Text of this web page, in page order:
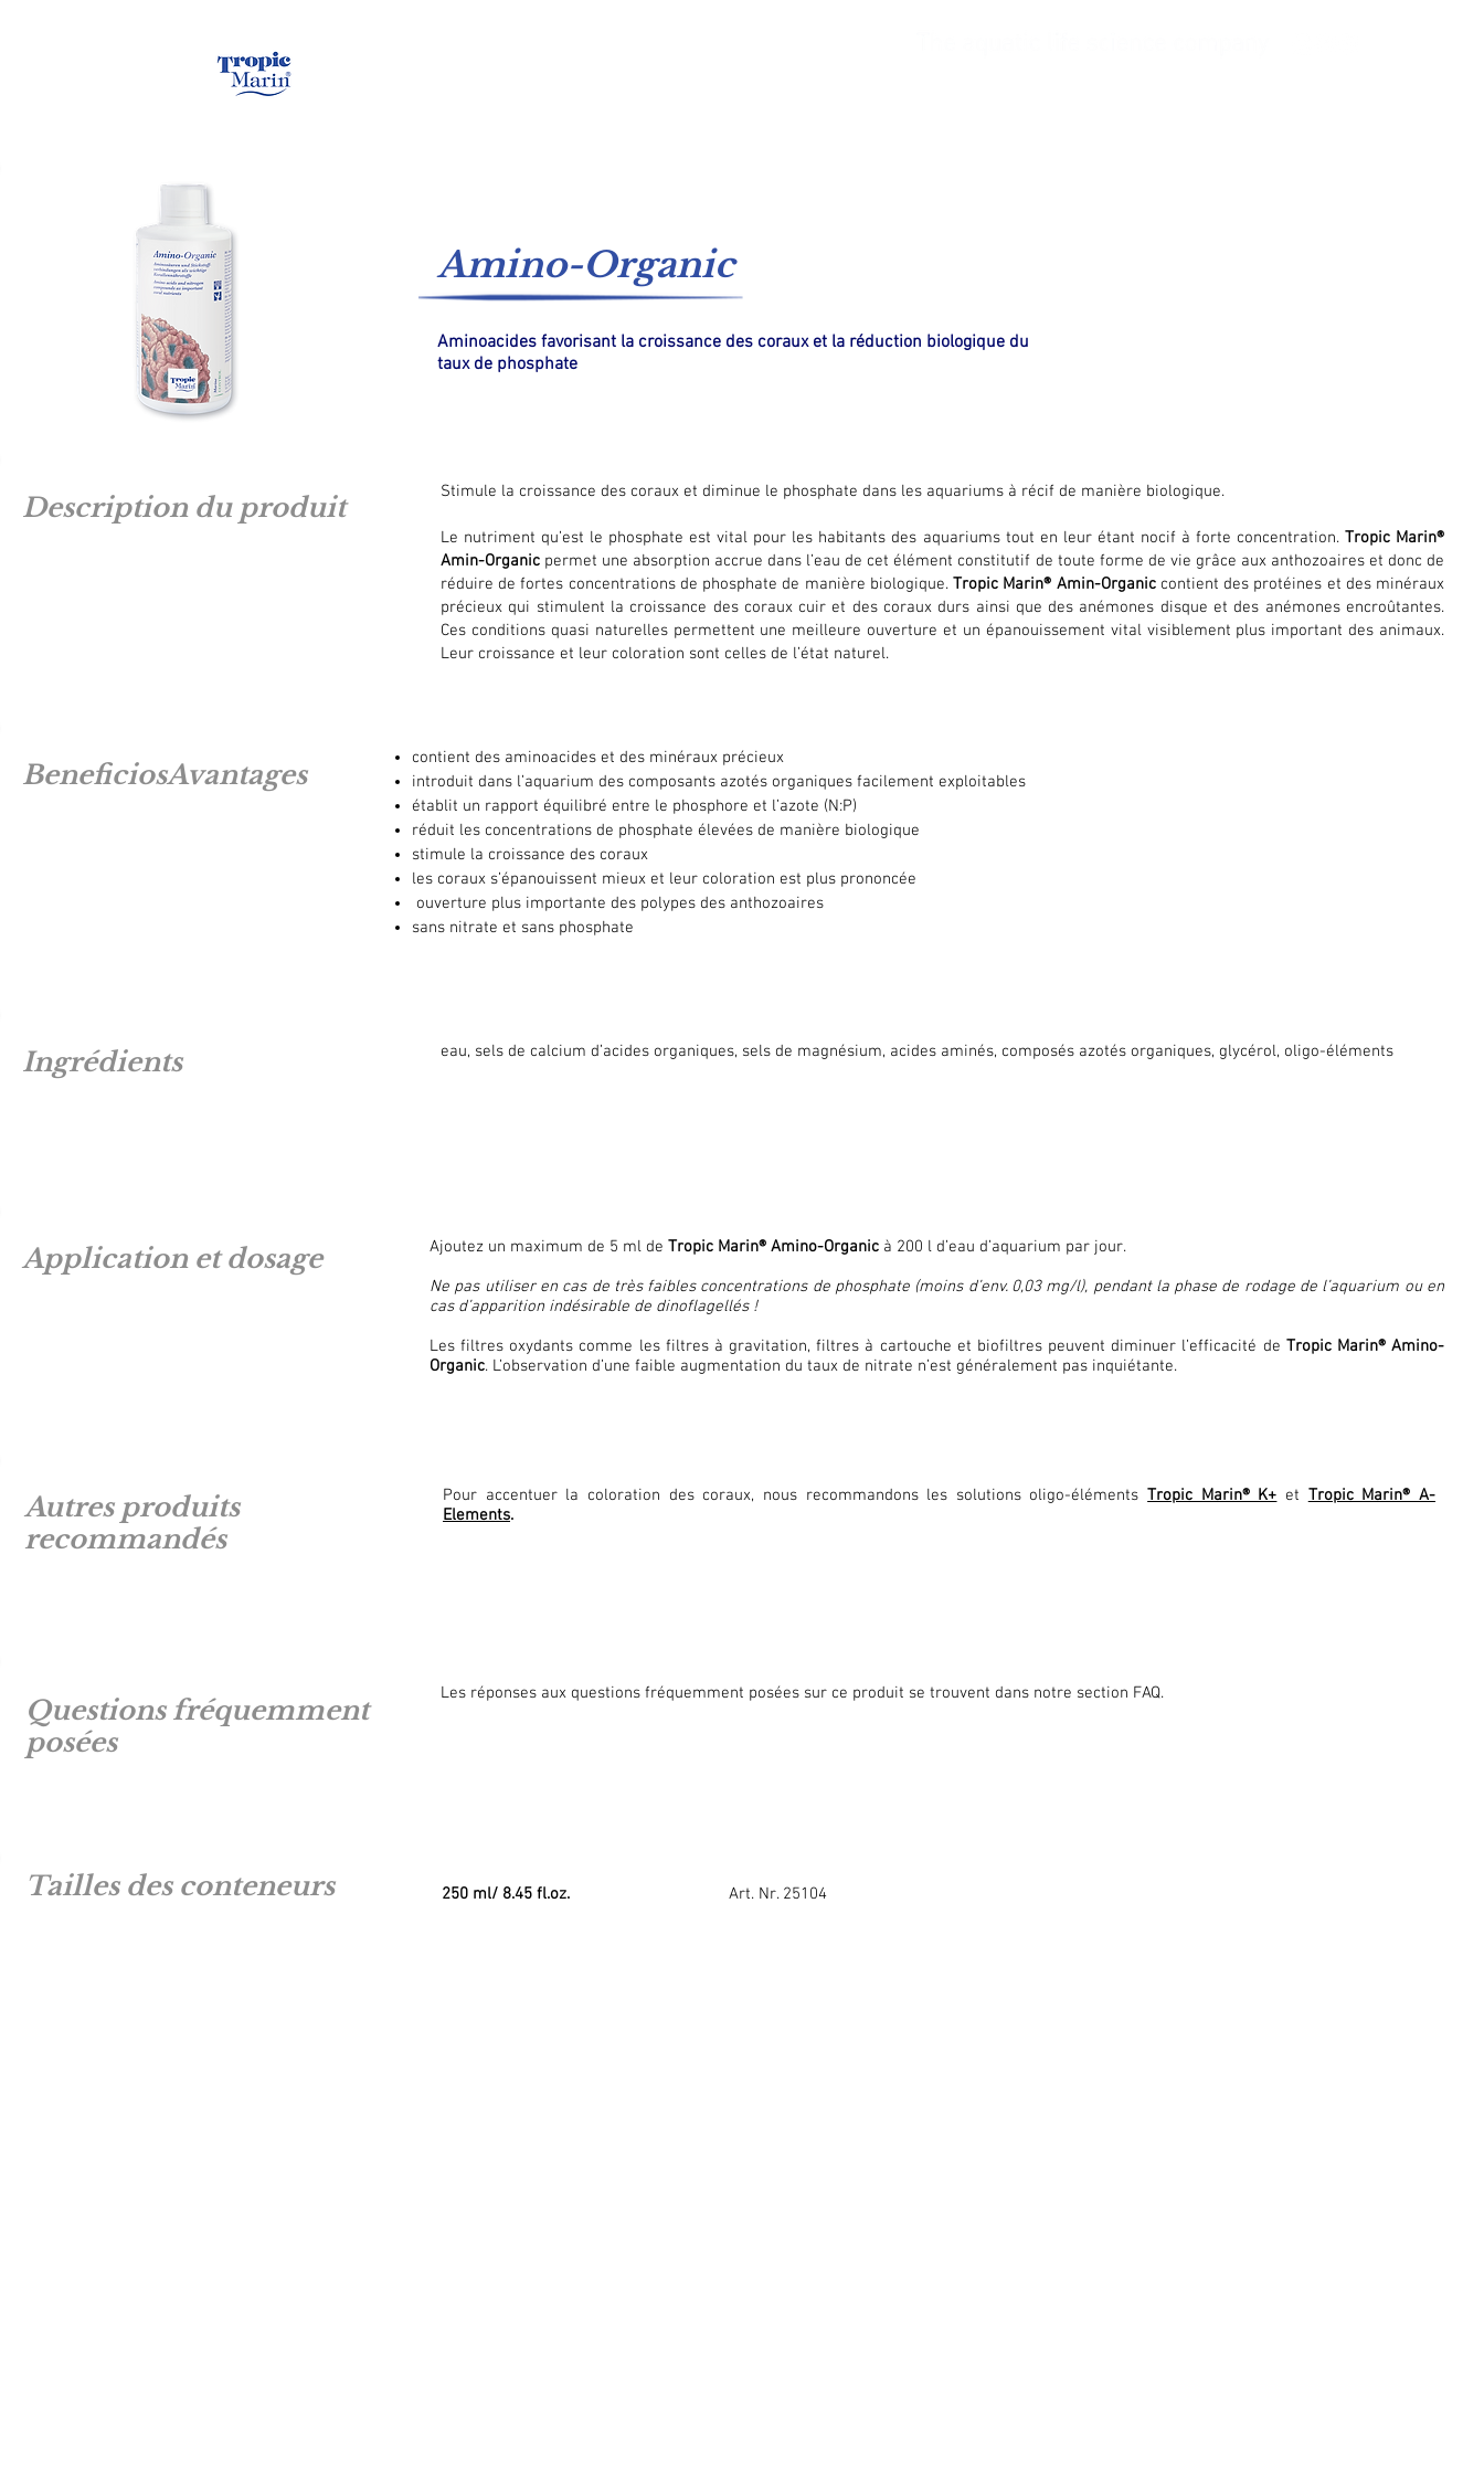
Aminoacides favorisant la croissance des coraux et la réduction biologique du
taux de phosphate
Amino-Organic
Description du produit Stimule la croissance des coraux et diminue le phosphate dans les aquariums à récif de manière biologique.
Le nutriment qu’est le phosphate est vital pour les habitants des aquariums tout en leur étant nocif à forte concentration. Tropic Marin®
Amin-Organic permet une absorption accrue dans l’eau de cet élément constitutif de toute forme de vie grâce aux anthozoaires et donc de
réduire de fortes concentrations de phosphate de manière biologique.Tropic Marin® Amin-Organic contient des protéines et des minéraux
précieux qui stimulent la croissance des coraux cuir et des coraux durs ainsi que des anémones disque et des anémones encroûtantes.
Ces conditions quasi naturelles permettent une meilleure ouverture et un épanouissement vital visiblement plus important des animaux.
Leur croissance et leur coloration sont celles de l’état naturel.
BeneficiosAvantages
contient des aminoacides et des minéraux précieux
introduit dans l’aquarium des composants azotés organiques facilement exploitables
établit un rapport équilibré entre le phosphore et l’azote (N:P)
réduit les concentrations de phosphate élevées de manière biologique
stimule la croissance des coraux
les coraux s’épanouissent mieux et leur coloration est plus prononcée
ouverture plus importante des polypes des anthozoaires
sans nitrate et sans phosphate
Ingrédients eau, sels de calcium d’acides organiques, sels de magnésium, acides aminés, composés azotés organiques, glycérol, oligo-éléments
Application et dosage Ajoutez un maximum de 5 ml de Tropic Marin® Amino-Organic à 200 l d’eau d’aquarium par jour.
Ne pas utiliser en cas de très faibles concentrations de phosphate (moins d’env. 0,03 mg/l), pendant la phase de rodage de l’aquarium ou en
cas d’apparition indésirable de dinoflagellés !
Les filtres oxydants comme les filtres à gravitation, filtres à cartouche et biofiltres peuvent diminuer l’efficacité de Tropic Marin® Amino-
Organic. L’observation d’une faible augmentation du taux de nitrate n’est généralement pas inquiétante.
Pour accentuer la coloration des coraux, nous recommandons les solutions oligo-élémentsTropic Marin® K+ et Tropic Marin® A-
Elements.
Autres produits
recommandés
Questions fréquemment
posées
Les réponses aux questions fréquemment posées sur ce produit se trouvent dans notre section FAQ.
Tailles des conteneurs 250 ml/ 8.45 fl.oz. Art. Nr. 25104